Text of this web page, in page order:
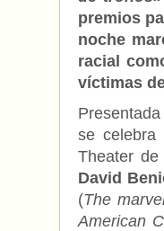
premios
noche
racial
víctimas
se celebra
Theater
David
(The
American